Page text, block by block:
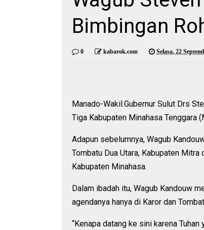
Bimbingan
0 kabarok.com Selasa, 22
Manado-Wakil.Gubernur Sulut Drs
Tiga Kabupaten Minahasa Tenggara
Adapun sebelumnya, Wagub
Tombatu Dua Utara, Kabupaten
Kabupaten Minahasa.
Dalam ibadah itu, Wagub Kandouw
agendanya hanya di Karor dan
“Kenapa datang ke sini karena